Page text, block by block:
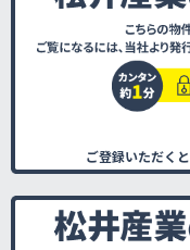
ご登録いただくと